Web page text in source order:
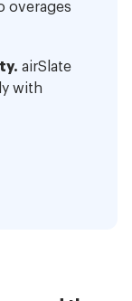
overages
airSlate
with